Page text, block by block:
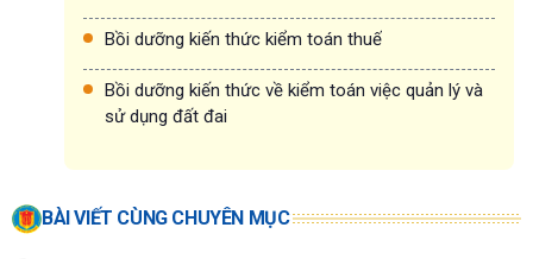
Bồi dưỡng kiến thức kiểm toán thuế
Bồi dưỡng kiến thức về kiểm toán việc quản lý và
sử dụng đất đai
BÀI VIẾT CÙNG CHUYÊN MỤC